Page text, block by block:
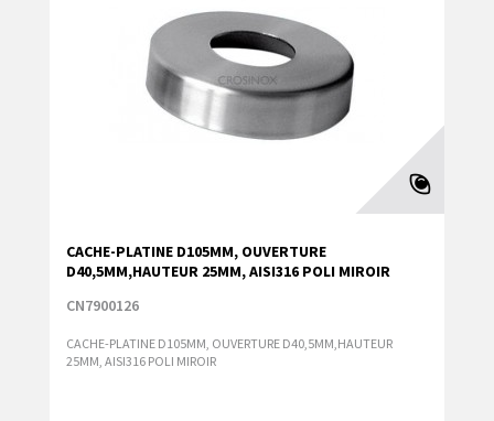
CACHE-PLATINE D105MM, OUVERTURE
D40,5MM,HAUTEUR 25MM, AISI316 POLI MIROIR
CN7900126
CACHE-PLATINE D105MM, OUVERTURE D40,5MM,HAUTEUR
25MM, AISI316 POLI MIROIR